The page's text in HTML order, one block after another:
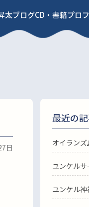
太ブログCD・書籍プロ
日
最近の
オイラン
ユンケル
ユンケル神